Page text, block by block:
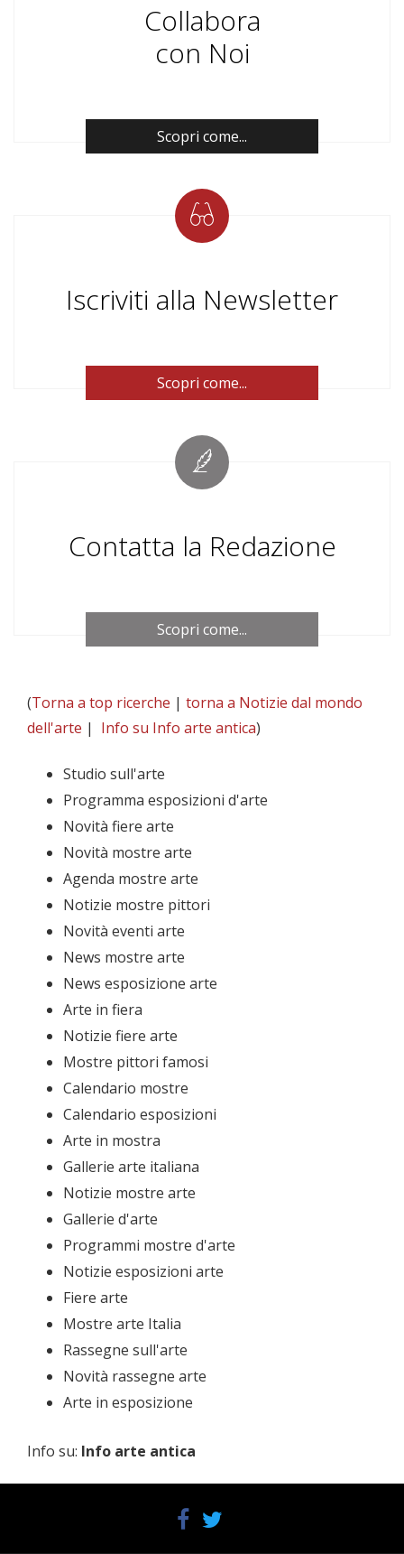
Collabora
con Noi
Scopri come...
Iscriviti alla Newsletter
Scopri come...
Contatta la Redazione
Scopri come...
(Torna a top ricerche | torna a Notizie dal mondo
dell'arte | Info su Info arte antica)
Studio sull'arte
Programma esposizioni d'arte
Novità fiere arte
Novità mostre arte
Agenda mostre arte
Notizie mostre pittori
Novità eventi arte
News mostre arte
News esposizione arte
Arte in fiera
Notizie fiere arte
Mostre pittori famosi
Calendario mostre
Calendario esposizioni
Arte in mostra
Gallerie arte italiana
Notizie mostre arte
Gallerie d'arte
Programmi mostre d'arte
Notizie esposizioni arte
Fiere arte
Mostre arte Italia
Rassegne sull'arte
Novità rassegne arte
Arte in esposizione
Info su: Info arte antica